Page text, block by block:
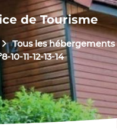
de Tourisme
Tous les hébergements
10-11-12-13-14